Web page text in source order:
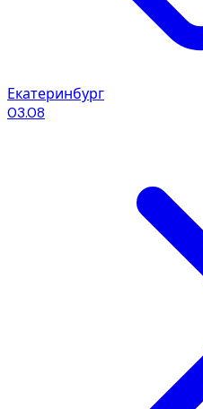
Екатеринбург
03.08